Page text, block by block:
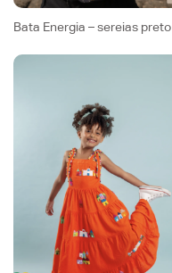
Bata Energia – sereias preto